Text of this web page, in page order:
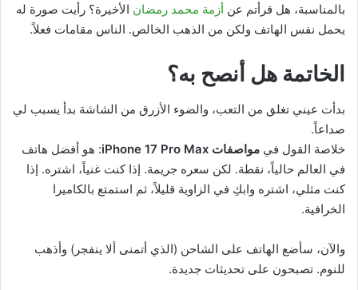
بالمناسبة، هل قرأتم عن أزمة محمد رمضان الأخيرة؟ رأيت صورة له
يحمل نفس الهاتف ولكن من الذهب الخالص. الناس مقامات فعلاً.
الخاتمة هل أنصح به؟
بدأت عيني تغلق من التعب، والضوء الأزرق من الشاشة بدأ يسبب لي
صداعاً.
خلاصة القول في مواصفات iPhone 17 Pro Max
: هو أفضل هاتف
في العالم حالياً، نقطة. لكن سعره جريمة. إذا كنت غنياً، اشتره. إذا
كنت مثلي، اشتره وابكِ في الزاوية قليلاً، ثم استمتع بالكاميرا
الخرافية.
والآن، سأضع الهاتف على الشاحن (الذي أتمنى ألا ينفجر) وأذهب
للنوم. تصبحون على تحديثات جديدة.